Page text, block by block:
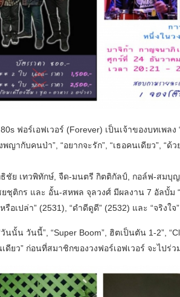
ฟอร์เอฟเวอร์ (Forever) เป็นเจ้าของบทเพลง
พญากับคนป่า”, “อยากจะรัก”, “เธอคนเดียว”, “
ชัย เทวพิทักษ์, จืด-มนตรี กิตติกัลป์, กอล์ฟ-สม
ติกร และ อั้น-สหพล จุลวงศ์ มีผลงาน 7 อัลบั้ม “
รือเปล่า” (2531), “ดำดีดูดี” (2532) และ “จริงใจ
นั้น วันนี้”, “Super Boom”, ฮิตเป็นตัน 1-2”,
เดียว” ก่อนที่สมาชิกของวงฟอร์เอฟเวอร์ จะไปร่